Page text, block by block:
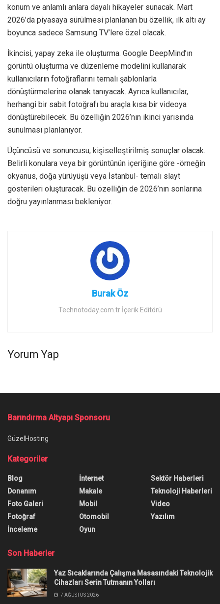
konum ve anlamlı anlara dayalı hikayeler sunacak. Mart
2026’da piyasaya sürülmesi planlanan bu özellik, ilk altı ay
boyunca sadece Samsung TV’lere özel olacak.
İkincisi, yapay zeka ile oluşturma. Google DeepMind’ın
görüntü oluşturma ve düzenleme modelini kullanarak
kullanıcıların fotoğraflarını temalı şablonlarla
dönüştürmelerine olanak tanıyacak. Ayrıca kullanıcılar,
herhangi bir sabit fotoğrafı bu araçla kısa bir videoya
dönüştürebilecek. Bu özelliğin 2026’nın ikinci yarısında
sunulması planlanıyor.
Üçüncüsü ve sonuncusu, kişiselleştirilmiş sonuçlar olacak.
Belirli konulara veya bir görüntünün içeriğine göre -örneğin
okyanus, doğa yürüyüşü veya İstanbul- temalı slayt
gösterileri oluşturacak. Bu özelliğin de 2026’nın sonlarına
doğru yayınlanması bekleniyor.
Burak Öz
Technotoday.com.tr İçerik Editörü
Yorum Yap
Barındırma Altyapı Sponsoru
GüzelHosting
Kategoriler
Blog
Donanım
Foto Galeri
Fotoğraf
İnceleme
İnternet
Makale
Mobil
Otomobil
Oyun
Sektör Haberleri
Teknoloji Haberleri
Video
Yazılım
Son Haberler
Yaz Sıcaklarında Çalışma Masasındaki Teknolojik
Cihazları Serin Tutmanın Yolları
7 AĞUSTOS 2026